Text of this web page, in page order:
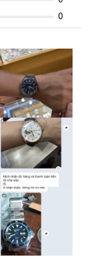
0